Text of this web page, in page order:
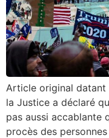
Article original
la Justice a déclaré
pas aussi accablante
procès des